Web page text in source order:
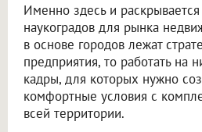
Именно здесь и
наукоградов для рынка
в основе городов лежат
предприятия, то работать на
кадры, для которых нужно
комфортные условия с
всей территории.